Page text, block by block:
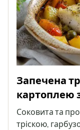
Запечена
картоплею
Соковита та
тріскою,